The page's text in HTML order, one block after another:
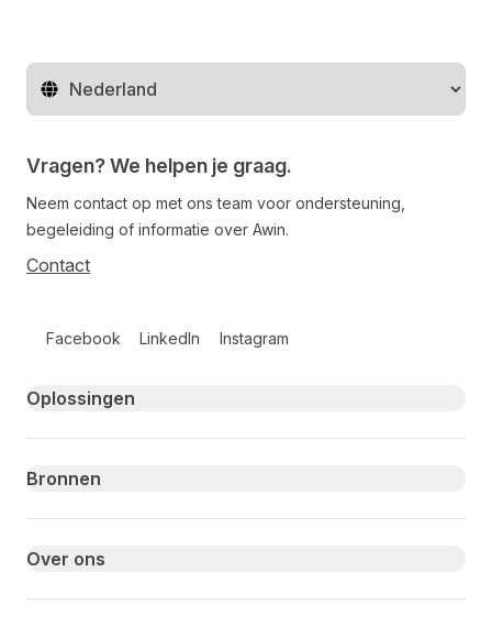
Regio wijzigen
Vragen? We helpen je graag.
Neem contact op met ons team voor ondersteuning,
begeleiding of informatie over Awin.
Contact
Facebook LinkedIn Instagram
Primary footer navigation
Oplossingen
Bronnen
Over ons